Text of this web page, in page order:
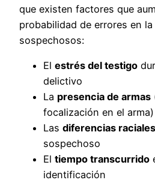
que existen factores que
probabilidad de errores en
sospechosos:
El estrés del testigo
delictivo
La presencia de armas
focalización en el arma)
Las diferencias raciales
sospechoso
El tiempo transcurrido
identificación